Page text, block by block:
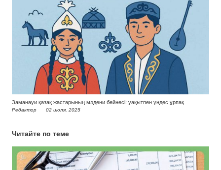
Заманауи қазақ жастарының мәдени бейнесі: уақытпен үндес ұрпақ
Редактор 02 июля, 2025
Читайте по теме